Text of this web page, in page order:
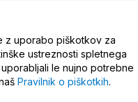
nami
z uporabo piškotkov za
ustreznosti spletnega
le nujno potrebne
Pravilnik o piškotkih.